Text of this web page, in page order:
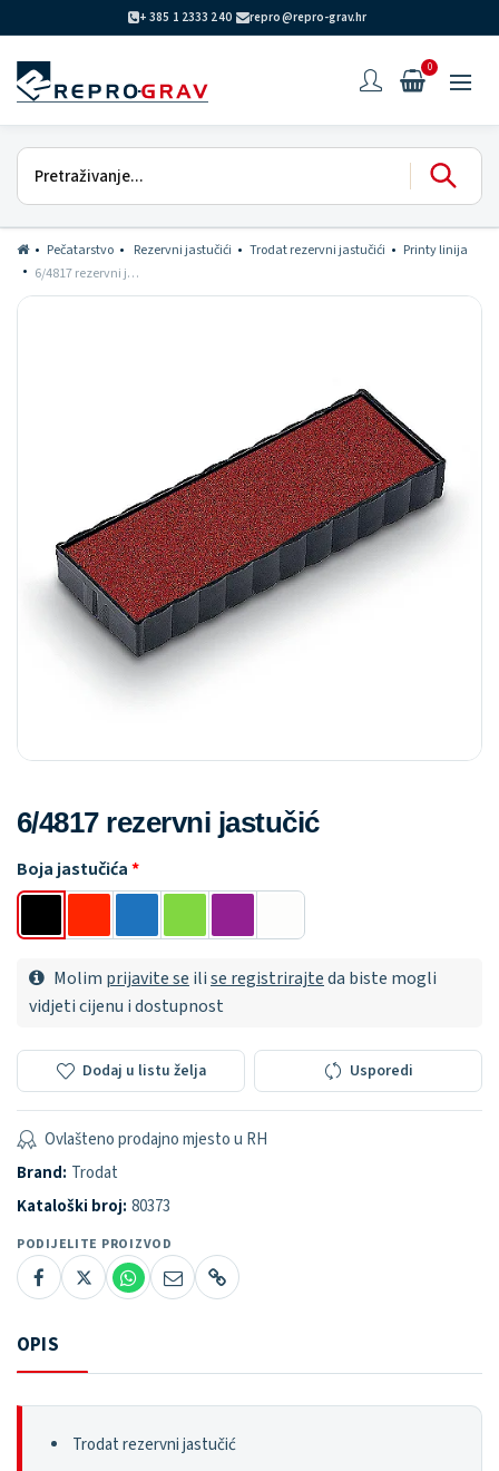
+ 385 1 2333 240 repro@repro-grav.hr
0
Pečatarstvo Rezervni jastučići Trodat rezervni jastučići
Printy linija
6/4817 rezervni jastučić
6/4817 rezervni jastučić
Boja jastučića
Molim prijavite se ilise registrirajteda biste mogli
vidjeti cijenu i dostupnost
Dodaj u listu želja Usporedi
Ovlašteno prodajno mjesto u RH
Brand: Trodat
Kataloški broj: 80373
PODIJELITE PROIZVOD
OPIS
Trodat rezervni jastučić